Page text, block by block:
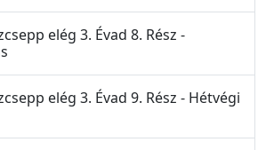
elég 3. Évad 8. Rész -
elég 3. Évad 9. Rész - Hétvégi